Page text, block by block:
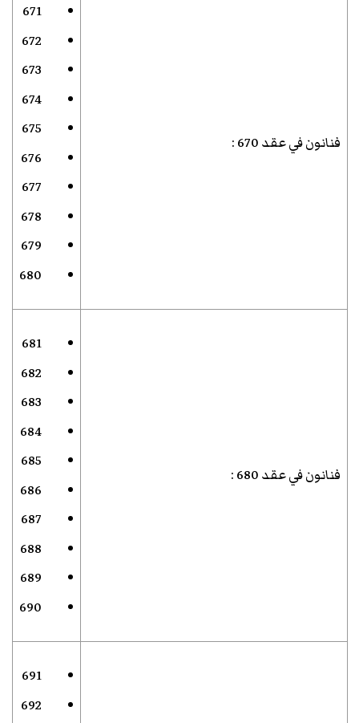
فنانون في عقد 670 :
671
672
673
674
675
676
677
678
679
680
فنانون في عقد 680 :
681
682
683
684
685
686
687
688
689
690
691
692